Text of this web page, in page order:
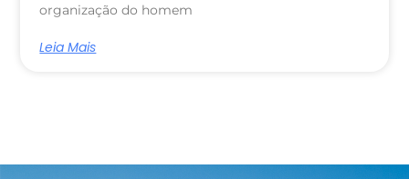
organização do homem
Leia Mais